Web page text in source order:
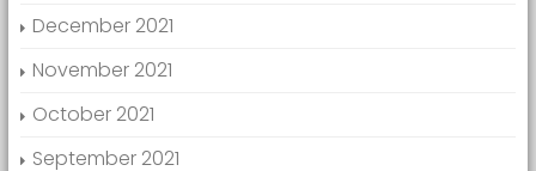
December 2021
November 2021
October 2021
September 2021